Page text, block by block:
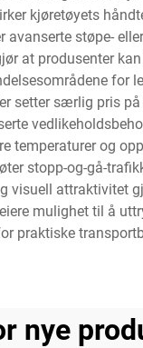
kjøretøyets
støpe-
at produsenter
for
setter særlig pris
temperaturer og
stopp-og-gå-
visuell attraktivitet
mulighet til å
praktiske
nye